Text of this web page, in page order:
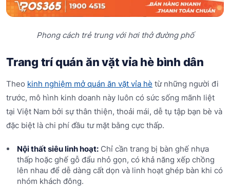
Phong cách trẻ trung với hơi thở đường phố
Trang trí quán ăn vặt vỉa hè bình dân
Theo kinh nghiệm mở quán ăn vặt vỉa hè từ những người đi
trước, mô hình kinh doanh này luôn có sức sống mãnh liệt
tại Việt Nam bởi sự thân thiện, thoải mái, dễ tụ tập bạn bè và
đặc biệt là chi phí đầu tư mặt bằng cực thấp.
Nội thất siêu linh hoạt:Chỉ cần trang bị bàn ghế nhựa
thấp hoặc ghế gỗ đẩu nhỏ gọn, có khả năng xếp chồng
lên nhau để dễ dàng cất dọn và linh hoạt ghép bàn khi có
nhóm khách đông.